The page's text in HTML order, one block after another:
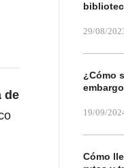
de
29/08/
¿Cómo
19/09/
Cómo